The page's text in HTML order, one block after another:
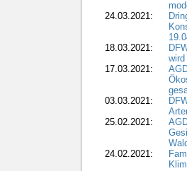
24.03.2021:
18.03.2021:
17.03.2021:
03.03.2021:
25.02.2021:
24.02.2021: